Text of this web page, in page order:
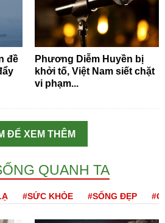
đề
Phương Diễm Huyền bị
khởi tố, Việt Nam siết chặt
vi phạm...
ĐỂ XEM THÊM
QUANH TA
#SỨC KHỎE #SỐNG ĐẸP